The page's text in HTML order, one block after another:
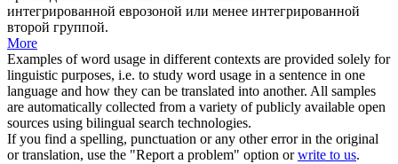
интегрированной еврозоной или менее интегрированной
второй группой.
More
Examples of word usage in different contexts are provided solely for
linguistic purposes, i.e. to study word usage in a sentence in one
language and how they can be translated into another. All samples
are automatically collected from a variety of publicly available open
sources using bilingual search technologies.
If you find a spelling, punctuation or any other error in the original
or translation, use the "Report a problem" option orwrite to us.